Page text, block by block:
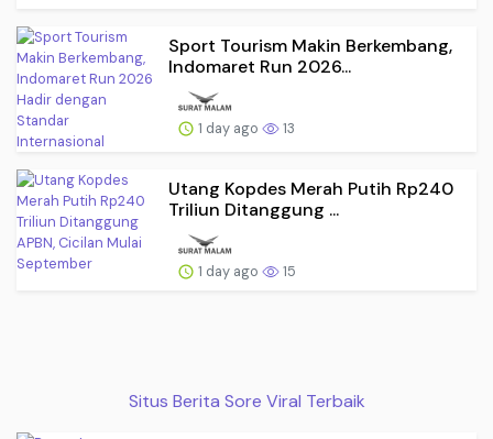
Sport Tourism Makin Berkembang,
Indomaret Run 2026...
1 day ago 13
Utang Kopdes Merah Putih Rp240
Triliun Ditanggung ...
1 day ago 15
Situs Berita Sore Viral Terbaik